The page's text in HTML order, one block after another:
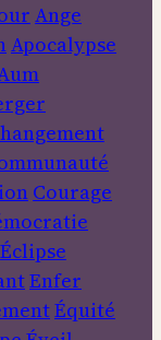
Ange
Apocalypse
Courage
Éclipse
Enfer
Équité